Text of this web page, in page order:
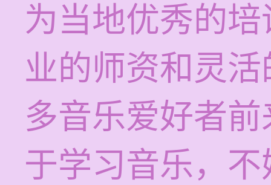
为当地优秀的
业的师资和灵
多音乐爱好者
于学习音乐，